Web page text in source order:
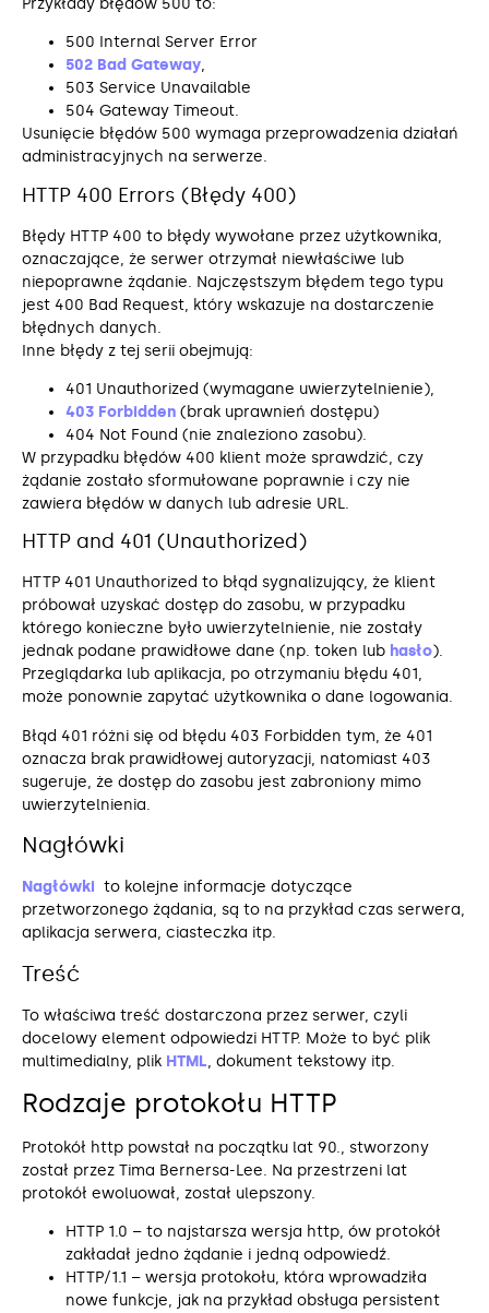
Przykłady błędów 500 to:
500 Internal Server Error
502 Bad Gateway,
503 Service Unavailable
504 Gateway Timeout.
Usunięcie błędów 500 wymaga przeprowadzenia działań
administracyjnych na serwerze.
HTTP 400 Errors (Błędy 400)
Błędy HTTP 400 to błędy wywołane przez użytkownika,
oznaczające, że serwer otrzymał niewłaściwe lub
niepoprawne żądanie. Najczęstszym błędem tego typu
jest 400 Bad Request, który wskazuje na dostarczenie
błędnych danych.
Inne błędy z tej serii obejmują:
401 Unauthorized (wymagane uwierzytelnienie),
403 Forbidden (brak uprawnień dostępu)
404 Not Found (nie znaleziono zasobu).
W przypadku błędów 400 klient może sprawdzić, czy
żądanie zostało sformułowane poprawnie i czy nie
zawiera błędów w danych lub adresie URL.
HTTP and 401 (Unauthorized)
HTTP 401 Unauthorized to błąd sygnalizujący, że klient
próbował uzyskać dostęp do zasobu, w przypadku
którego konieczne było uwierzytelnienie, nie zostały
jednak podane prawidłowe dane (np. token lub hasło).
Przeglądarka lub aplikacja, po otrzymaniu błędu 401,
może ponownie zapytać użytkownika o dane logowania.
Błąd 401 różni się od błędu 403 Forbidden tym, że 401
oznacza brak prawidłowej autoryzacji, natomiast 403
sugeruje, że dostęp do zasobu jest zabroniony mimo
uwierzytelnienia.
Nagłówki
Nagłówki to kolejne informacje dotyczące
przetworzonego żądania, są to na przykład czas serwera,
aplikacja serwera, ciasteczka itp.
Treść
To właściwa treść dostarczona przez serwer, czyli
docelowy element odpowiedzi HTTP. Może to być plik
multimedialny, plik HTML, dokument tekstowy itp.
Rodzaje protokołu HTTP
Protokół http powstał na początku lat 90., stworzony
został przez Tima Bernersa-Lee. Na przestrzeni lat
protokół ewoluował, został ulepszony.
HTTP 1.0 – to najstarsza wersja http, ów protokół
zakładał jedno żądanie i jedną odpowiedź.
HTTP/1.1 – wersja protokołu, która wprowadziła
nowe funkcje, jak na przykład obsługa persistent